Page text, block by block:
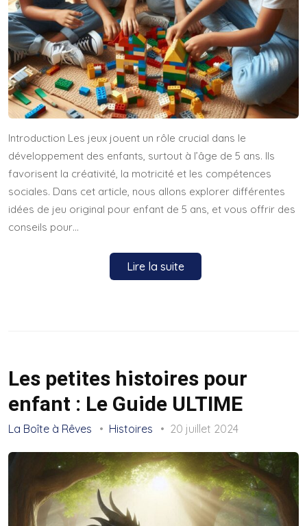
Introduction Les jeux jouent un rôle crucial dans le
développement des enfants, surtout à l’âge de 5 ans. Ils
favorisent la créativité, la motricité et les compétences
sociales. Dans cet article, nous allons explorer différentes
idées de jeu original pour enfant de 5 ans, et vous offrir des
conseils pour…
Lire la suite
Les petites histoires pour
enfant : Le Guide ULTIME
La Boîte à Rêves Histoires 20 juillet 2024